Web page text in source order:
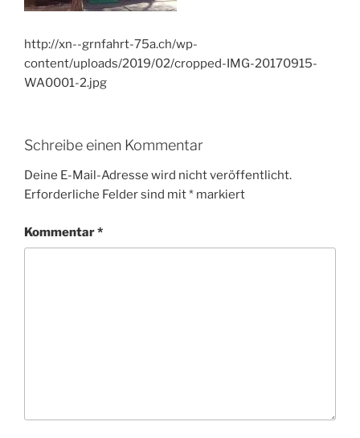
http://xn--grnfahrt-75a.ch/wp-
content/uploads/2019/02/cropped-IMG-20170915-
WA0001-2.jpg
Schreibe einen Kommentar
Deine E-Mail-Adresse wird nicht veröffentlicht.
Erforderliche Felder sind mit* markiert
Kommentar*